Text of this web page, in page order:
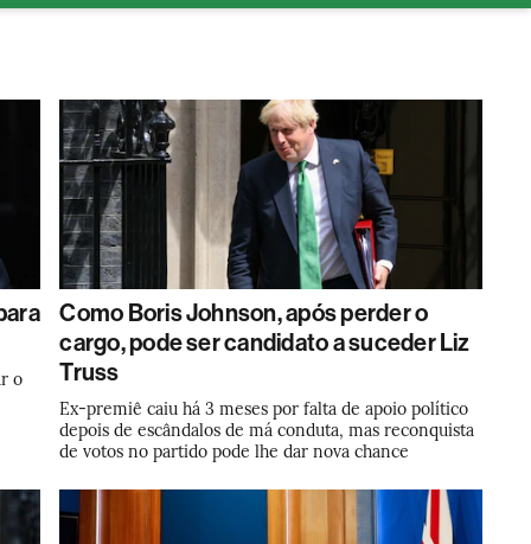
o
Como Boris Johnson, após perder o
cargo, pode ser candidato a suceder Liz
Truss
Ex-premiê caiu há 3 meses por falta de apoio político
depois de escândalos de má conduta, mas reconquista
de votos no partido pode lhe dar nova chance